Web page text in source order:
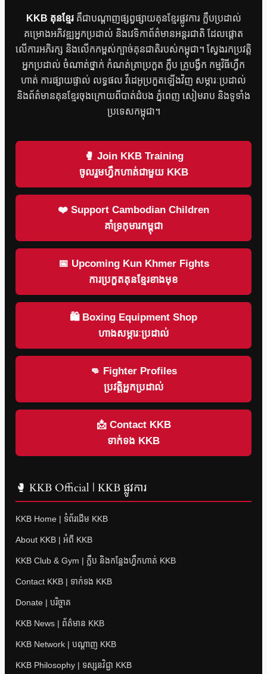
KKB គុនខ្មែរគឺជាបណ្តាញផ្សព្វផ្សាយគុនខ្មែរផ្លូវការ ក្លឹបប្រដាល់
គម្រោងអភិវឌ្ឍអ្នកប្រដាល់ និងវេទិកាព័ត៌មានអន្តរជាតិ ដែលផ្តោត
លើការអភិរក្ស និងលើកកម្ពស់ក្បាច់គុនជាតិរបស់កម្ពុជា។ ស្វែងរកប្រវត្តិ
អ្នកប្រដាល់ ចំណាត់ថ្នាក់ កំណត់ត្រាប្រកួត ក្លឹប គ្រូបង្វឹក កម្មវិធីហ្វឹក
ហាត់ ការផ្សាយផ្ទាល់ លទ្ធផល វីដេអូប្រកួតឡើងវិញ សម្ភារៈប្រដាល់
និងព័ត៌មានគុនខ្មែរចុងក្រោយពីបាត់ដំបង ភ្នំពេញ សៀមរាប និងទូទាំង
ប្រទេសកម្ពុជា។
🥊 Join KKB Training
ចូលរួមហ្វឹកហាត់ជាមួយ KKB
❤️ Support Cambodian Children
គាំទ្រកុមារកម្ពុជា
📅 Upcoming Kun Khmer Fights
ការប្រកួតគុនខ្មែរខាងមុខ
🛍 Boxing Equipment Shop
ហាងសម្ភារៈប្រដាល់
👊 Fighter Profiles
ប្រវត្តិអ្នកប្រដាល់
📩 Contact KKB
ទាក់ទង KKB
🥊 KKB Official | KKB ផ្លូវការ
KKB Home | ទំព័រដើម KKB
About KKB | អំពី KKB
KKB Club & Gym | ក្លឹប និងកន្លែងហ្វឹកហាត់ KKB
Contact KKB | ទាក់ទង KKB
Donate | បរិច្ចាគ
KKB News | ព័ត៌មាន KKB
KKB Network | បណ្តាញ KKB
KKB Philosophy | ទស្សនវិជ្ជា KKB